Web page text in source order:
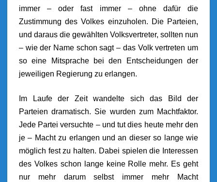
immer – oder fast immer – ohne dafür die
Zustimmung des Volkes einzuholen. Die Parteien,
und daraus die gewählten Volksvertreter, sollten nun
– wie der Name schon sagt – das Volk vertreten um
so eine Mitsprache bei den Entscheidungen der
jeweiligen Regierung zu erlangen.
Im Laufe der Zeit wandelte sich das Bild der
Parteien dramatisch. Sie wurden zum Machtfaktor.
Jede Partei versuchte – und tut dies heute mehr den
je – Macht zu erlangen und an dieser so lange wie
möglich fest zu halten. Dabei spielen die Interessen
des Volkes schon lange keine Rolle mehr. Es geht
nur mehr darum selbst immer mehr Macht